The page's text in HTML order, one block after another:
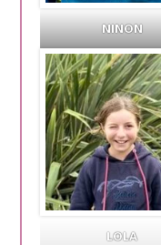
NINON
LOLA